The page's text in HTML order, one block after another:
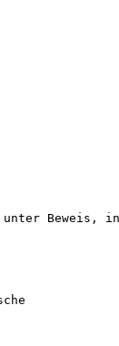
Beweis,